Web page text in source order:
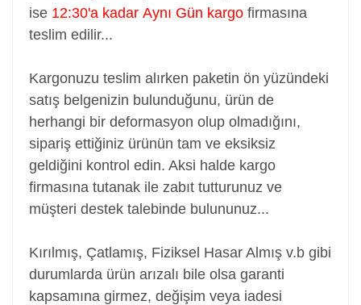
ise 12:30'a kadar Aynı Gün kargo firmasına
teslim edilir...
Kargonuzu teslim alırken paketin ön yüzündeki
satış belgenizin bulunduğunu, ürün de
herhangi bir deformasyon olup olmadığını,
sipariş ettiğiniz ürünün tam ve eksiksiz
geldiğini kontrol edin. Aksi halde kargo
firmasına tutanak ile zabıt tutturunuz ve
müşteri destek talebinde bulununuz...
Kırılmış, Çatlamış, Fiziksel Hasar Almış v.b gibi
durumlarda ürün arızalı bile olsa garanti
kapsamına girmez, değişim veya iadesi